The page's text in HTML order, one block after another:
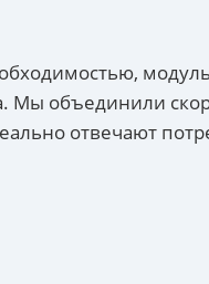
Мы объединили
отвечают